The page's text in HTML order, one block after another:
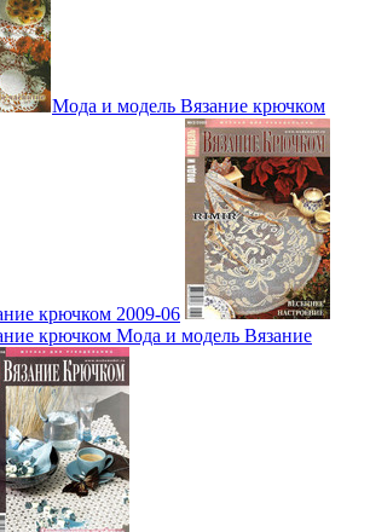
Мода и модель Вязание крючком
крючком 2009-06
крючком Мода и модель Вязание